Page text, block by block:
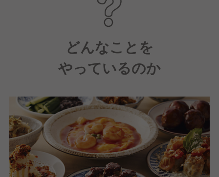
どんなことを
やっているのか